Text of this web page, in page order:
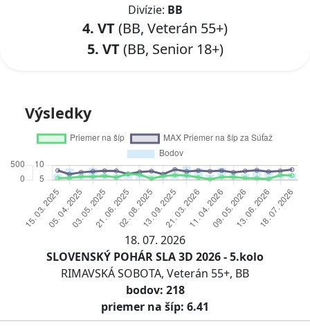
Divízie: BB
4. VT(BB, Veterán 55+)
5. VT(BB, Senior 18+)
Výsledky
18. 07. 2026
SLOVENSKÝ POHÁR SLA 3D 2026 - 5.kolo
RIMAVSKÁ SOBOTA, Veterán 55+, BB
bodov: 218
priemer na šíp: 6.41